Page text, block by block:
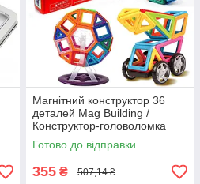
Магнітний конструктор 36
деталей Mag Building /
Конструктор-головоломка
для дітей / Конструктор на
магнітах
Готово до відправки
355 ₴ 507,14 ₴